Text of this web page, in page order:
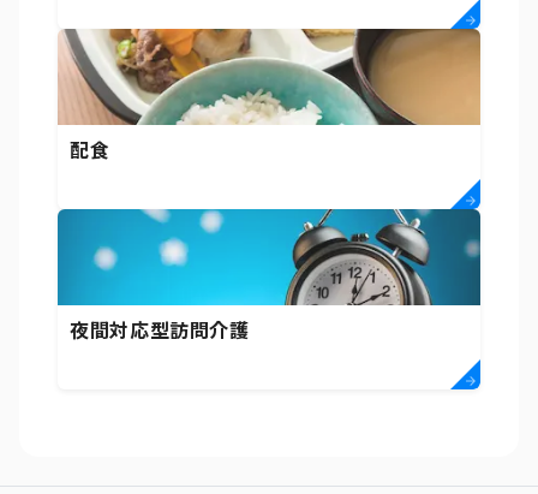
配食
夜間対応型訪問介護